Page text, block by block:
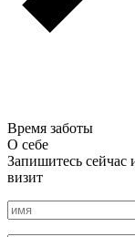
Время заботы
О себе
Запишитесь сейчас
визит